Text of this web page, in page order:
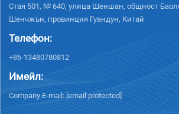
Стая 501, № 640, улица Шеншан, общност
Шенчжън, провинция Гуандун, Китай
Телефон:
+86-13480780812
Имейл:
Company E-mail: [email protected]